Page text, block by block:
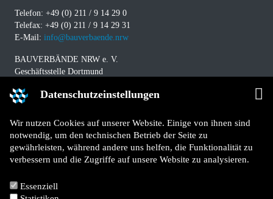
Datenschutzeinstellungen
Wir nutzen Cookies auf unserer Website. Einige von ihnen sind
notwendig, um den technischen Betrieb der Seite zu
gewährleisten, während andere uns helfen, die Funktionalität zu
verbessern und die Zugriffe auf unsere Website zu analysieren.
Essenziell
Telefon: +49 (0) 211 / 9 14 29 0
Telefax: +49 (0) 211 / 9 14 29 31
E-Mail: info@bauverbaende.nrw
BAUVERBÄNDE NRW e. V.
Geschäftsstelle Dortmund
D-44141 Dortmund
Telefon: +49 (0) 231 / 94 11 580
Telefax: +49 (0) 231 / 94 11 5840
E-Mail:info@bauverbaende.nrw
Datenschutz
Kontakt